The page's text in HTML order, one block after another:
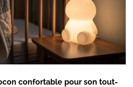
confortable pour son tout-